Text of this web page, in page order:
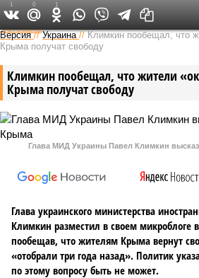
Федеральный выпуск
Версия //Украина //Климкин пообещал, что
Крыма получат свободу
Климкин пообещал, что жители
Крыма получат свободу
Глава МИД Украины Павел Климкин
Глава украинского министерства
Климкин разместил в своем микроблоге
пообещав, что жителям Крыма вернут
«отобрали три года назад». Политик
по этому вопросу быть не может.
1 0 1